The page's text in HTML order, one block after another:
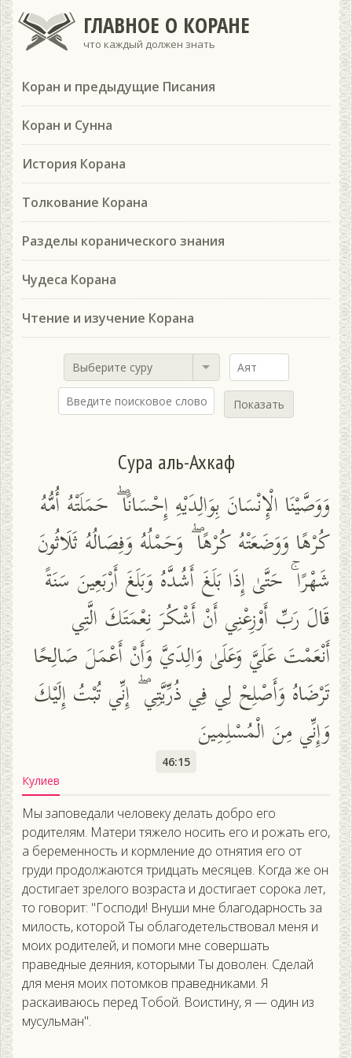
ГЛАВНОЕ О КОРАНЕ
что каждый должен знать
Коран и предыдущие Писания
Коран и Сунна
История Корана
Толкование Корана
Разделы коранического знания
Чудеса Корана
Чтение и изучение Корана
Выберите суру
Показать
Сура аль-Ахкаф
وَوَصَّيْنَا الْإِنْسَانَ بِوَالِدَيْهِ إِحْسَانًا ۖ حَمَلَتْهُ أُمُّهُ
كُرْهًا وَوَضَعَتْهُ كُرْهًا ۖ وَحَمْلُهُ وَفِصَالُهُ ثَلَاثُونَ
شَهْرًا ۚ حَتَّىٰ إِذَا بَلَغَ أَشُدَّهُ وَبَلَغَ أَرْبَعِينَ سَنَةً
قَالَ رَبِّ أَوْزِعْنِي أَنْ أَشْكُرَ نِعْمَتَكَ الَّتِي
أَنْعَمْتَ عَلَيَّ وَعَلَىٰ وَالِدَيَّ وَأَنْ أَعْمَلَ صَالِحًا
تَرْضَاهُ وَأَصْلِحْ لِي فِي ذُرِّيَّتِي ۖ إِنِّي تُبْتُ إِلَيْكَ
وَإِنِّي مِنَ الْمُسْلِمِينَ
46:15
Кулиев
Мы заповедали человеку делать добро его
родителям. Матери тяжело носить его и рожать его,
а беременность и кормление до отнятия его от
груди продолжаются тридцать месяцев. Когда же он
достигает зрелого возраста и достигает сорока лет,
то говорит: "Господи! Внуши мне благодарность за
милость, которой Ты облагодетельствовал меня и
моих родителей, и помоги мне совершать
праведные деяния, которыми Ты доволен. Сделай
для меня моих потомков праведниками. Я
раскаиваюсь перед Тобой. Воистину, я — один из
мусульман".